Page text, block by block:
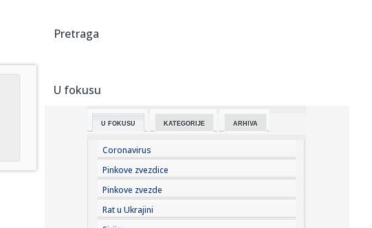
temperatura do slede...
12:14:
12:14:
Drama na aerodromu u Sidneju: Avioni se zamalo sudarili
12:14:Travnik muzički centar BiH: Hiljade posjetilaca pjevalo sa
Marij...
12:14:Banjaluka daje po 100 KM za svakog prvačića
Pretraga
U fokusu
U FOKUSU KATEGORIJE ARHIVA
Coronavirus
Pinkove zvezdice
Pinkove zvezde
Rat u Ukrajini